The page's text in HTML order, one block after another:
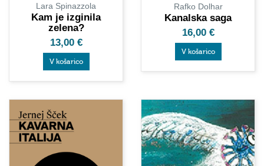
Lara Spinazzola
Kam je izginila
zelena?
13,00 €
V košarico
Rafko Dolhar
Kanalska saga
16,00 €
V košarico